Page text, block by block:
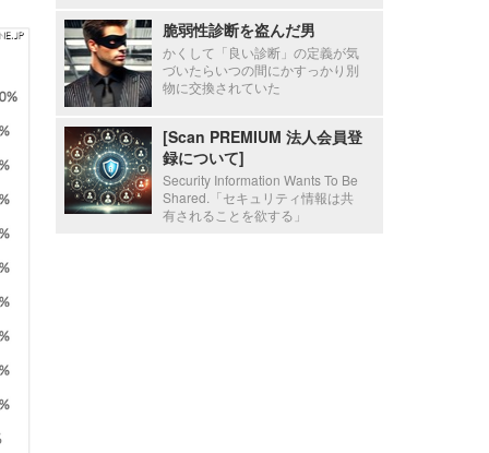
脆弱性診断を盗んだ男
かくして「良い診断」の定義が気
づいたらいつの間にかすっかり別
物に交換されていた
[Scan PREMIUM 法人会員登
録について]
Security Information Wants To Be
Shared.「セキュリティ情報は共
有されることを欲する」